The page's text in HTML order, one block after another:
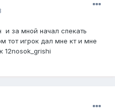
и за мной начал спекать
тот игрок дал мне кт и мне
12nosok_grishi